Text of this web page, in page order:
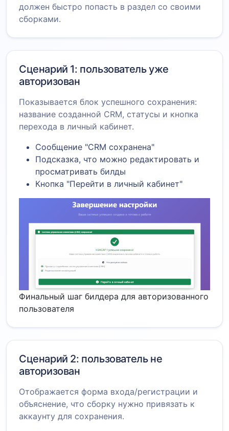
должен быстро попасть в раздел со своими
сборками.
Сценарий 1: пользователь уже
авторизован
Показывается блок успешного сохранения:
название созданной CRM, статусы и кнопка
перехода в личный кабинет.
Сообщение "CRM сохранена"
Подсказка, что можно редактировать и
просматривать билды
Кнопка "Перейти в личный кабинет"
Финальный шаг билдера для авторизованного
пользователя
Сценарий 2: пользователь не
авторизован
Отображается форма входа/регистрации и
объяснение, что сборку нужно привязать к
аккаунту для сохранения.